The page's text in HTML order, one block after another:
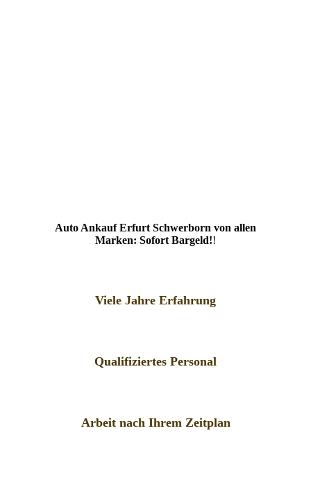
Auto Ankauf Erfurt Schwerborn von allen
Marken: Sofort Bargeld!!
Viele Jahre Erfahrung
Qualifiziertes Personal
Arbeit nach Ihrem Zeitplan